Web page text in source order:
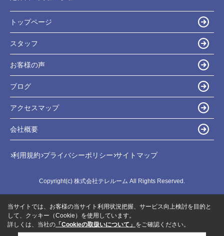
トップページ
スタッフ
お客様の声
ブログ
アクセスマップ
会社概要
利用規約 プライバシーポリシー サイトマップ
Copyright(c) 株式会社テレルーム All Rights Reserved.
当サイトでは、お客様の当サイト利用状況把握、サービス向上検討を目的と
して、クッキー（Cookie）を使用しています。
詳しくは、当社の 「Cookieの取扱いについて」 をご確認ください。